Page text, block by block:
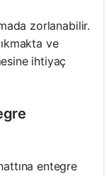
zorlanabilir.
ve
ihtiyaç
entegre